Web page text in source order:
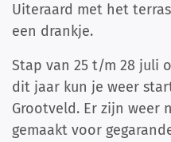
Uiteraard met het
een drankje.
Stap van 25 t/m 28 juli
dit jaar kun je weer
Grootveld. Er zijn weer
gemaakt voor